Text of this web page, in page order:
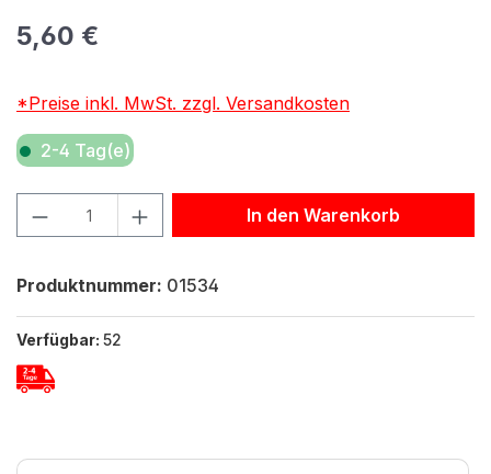
Regulärer Preis:
5,60 €
*Preise inkl. MwSt. zzgl. Versandkosten
2-4 Tag(e)
Produkt Anzahl: Gib den gewünschten Wert ein oder
In den Warenkorb
Produktnummer: 01534
Verfügbar: 52